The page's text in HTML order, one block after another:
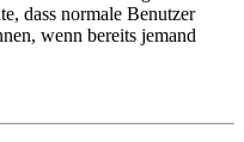
dass normale Benutzer
wenn bereits jemand